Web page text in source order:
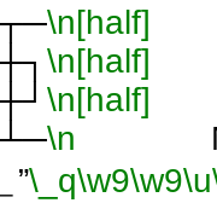
\n[half]
\n[half]
\n[half]
\n M
”\_q\w9\w9\u